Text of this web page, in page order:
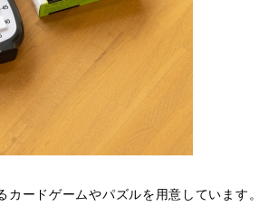
ードゲームやパズルを用意しています。